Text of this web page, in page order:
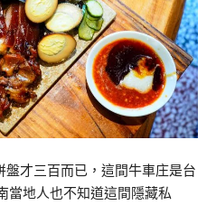
盤才三百而已，這間牛車庄是台
當地人也不知道這間隱藏私